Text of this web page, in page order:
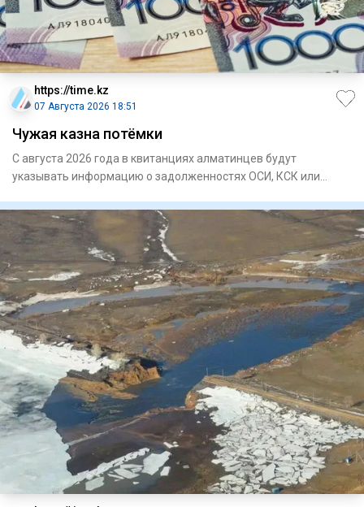
https://time.kz
07 Августа 2026 18:51
Чужая казна потёмки
С августа 2026 года в квитанциях алматинцев будут
указывать информацию о задолженностях ОСИ, КСК или